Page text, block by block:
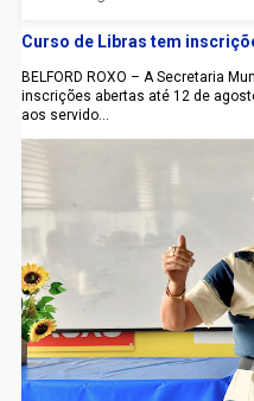
Curso de Libras tem
BELFORD ROXO – A Secretaria
inscrições abertas até 12 de
aos servido...